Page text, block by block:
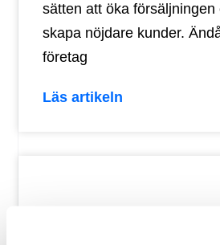
sätten att öka försäljningen
skapa nöjdare kunder.
företag
Läs artikeln